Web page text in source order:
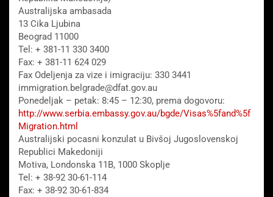
Australijska ambasada
13 Cika Ljubina
Beograd 11000
Tel: + 381-11 330 3400
Fax: + 381-11 624 029
Fax Odeljenja za vize i imigraciju: 330 3441
immigration.belgrade@dfat.gov.au
Ponedeljak – petak: 8:45 – 12:30, prema dogovoru:
http://www.serbia.embassy.gov.au/bgde/Visas%5fand%5f
Migration.html
Australijski pocasni konzulat u Bivšoj Jugoslovenskoj
Republici Makedoniji
Motiva, Londonska 11B, 1000 Skoplje
Tel: + 38-92 30-61-114
Fax: + 38-92 30-61-834